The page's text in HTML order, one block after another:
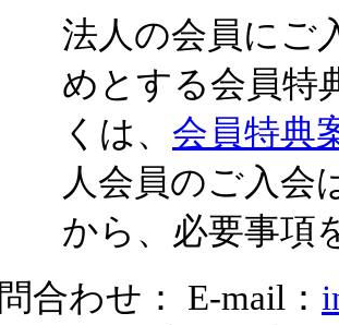
法人の会員にご
めとする会員特
くは、 会員特典
人会員のご入会
から、必要事項
問合わせ： E-mail：